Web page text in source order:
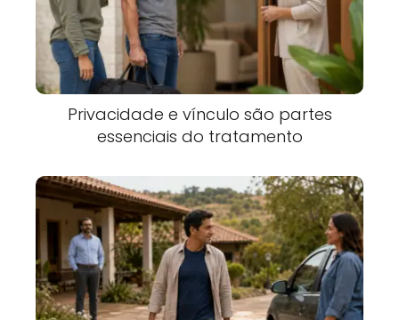
Privacidade e vínculo são partes
essenciais do tratamento